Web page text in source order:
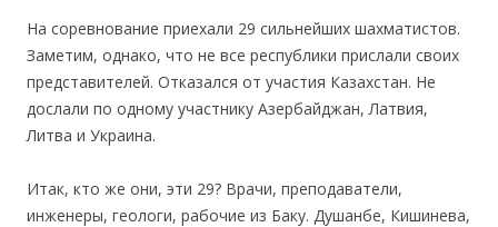
На соревнование приехали 29 сильнейших шахматистов.
Заметим, однако, что не все республики прислали своих
представителей. Отказался от участия Казахстан. Не
дослали по одному участнику Азербайджан, Латвия,
Литва и Украина.
Итак, кто же они, эти 29? Врачи, преподаватели,
инженеры, геологи, рабочие из Баку. Душанбе, Кишинева,